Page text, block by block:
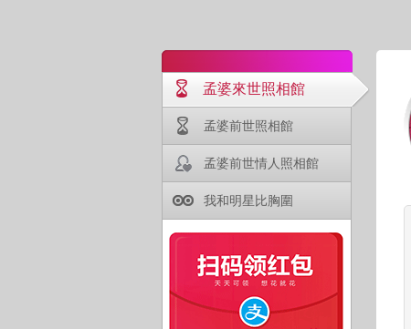
孟婆來世照相館
孟婆前世照相館
孟婆前世情人照相館
我和明星比胸圍